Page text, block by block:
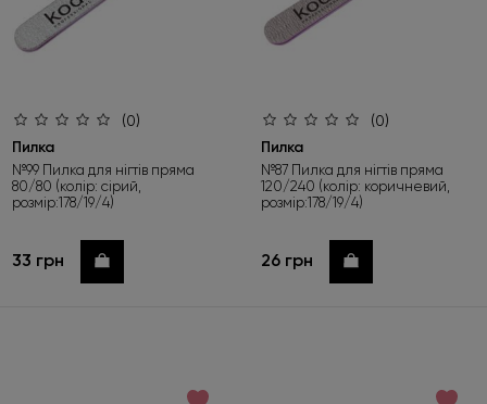
(0)
Пилка
№99 Пилка для нігтів пряма
80/80 (колір: сірий,
розмір:178/19/4)
33 грн Купити
(0)
Пилка
№87 Пилка для нігтів пряма
120/240 (колір: коричневий,
розмір:178/19/4)
26 грн Купити